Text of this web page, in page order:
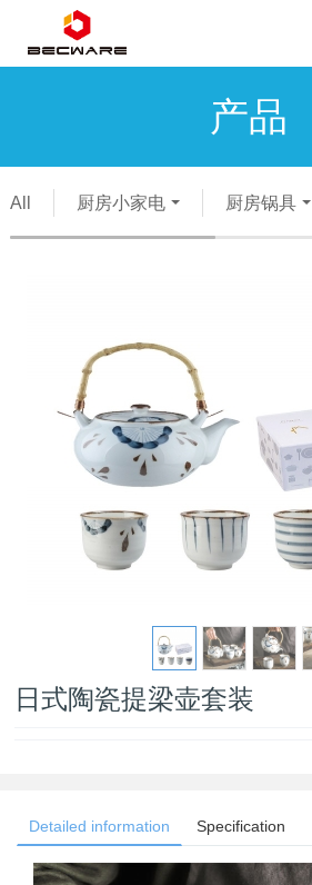
产品
All 厨房小家电 厨房锅具
日式陶瓷提梁壶套装
Detailed information Specification